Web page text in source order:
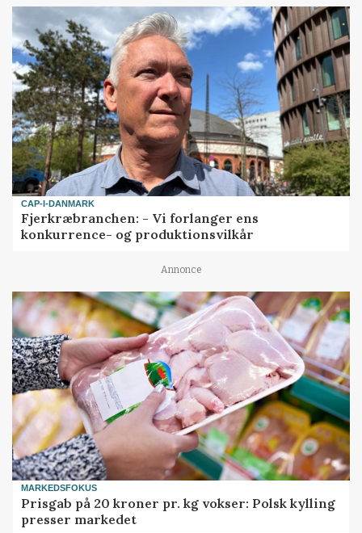
CAP-I-DANMARK
Fjerkræbranchen: - Vi forlanger ens
konkurrence- og produktionsvilkår
Annonce
MARKEDSFOKUS
Prisgab på 20 kroner pr. kg vokser: Polsk kylling
presser markedet